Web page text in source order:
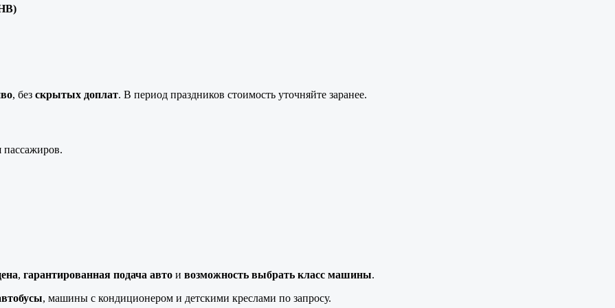
, без скрытых доплат. В период праздников стоимость уточняйте заранее.
пассажиров.
, гарантированная подача авто и возможность выбрать класс машины.
, машины с кондиционером и детскими креслами по запросу.